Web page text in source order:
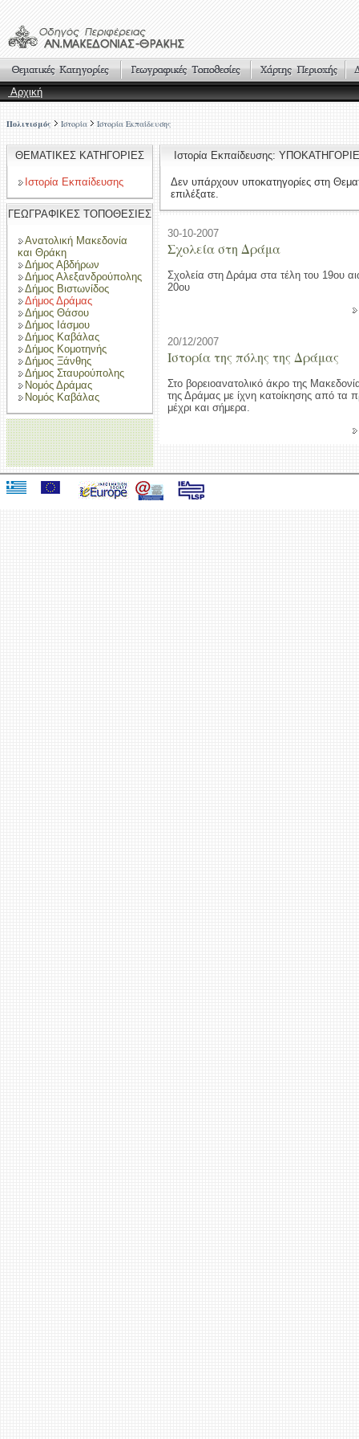
Αρχική
Πολιτισμός Ιστορία Ιστορία Εκπαίδευσης
ΘΕΜΑΤΙΚΕΣ ΚΑΤΗΓΟΡΙΕΣ
Ιστορία Εκπαίδευσης
ΓΕΩΓΡΑΦΙΚΕΣ ΤΟΠΟΘΕΣΙΕΣ
Ανατολική Μακεδονία
και Θράκη
Δήμος Αβδήρων
Δήμος Αλεξανδρούπολης
Δήμος Βιστωνίδος
Δήμος Δράμας
Δήμος Θάσου
Δήμος Ιάσμου
Δήμος Καβάλας
Δήμος Κομοτηνής
Δήμος Ξάνθης
Δήμος Σταυρούπολης
Νομός Δράμας
Νομός Καβάλας
Ιστορία Εκπαίδευσης:
Δεν υπάρχουν υποκατηγορίες στη
επιλέξατε.
30-10-2007
Σχολεία στη Δράμα
Σχολεία στη Δράμα στα τέλη του 19ου
20ου
20/12/2007
Ιστορία της πόλης της Δράμας
Στο βορειοανατολικό άκρο της
της Δράμας με ίχνη κατοίκησης από τα
μέχρι και σήμερα.